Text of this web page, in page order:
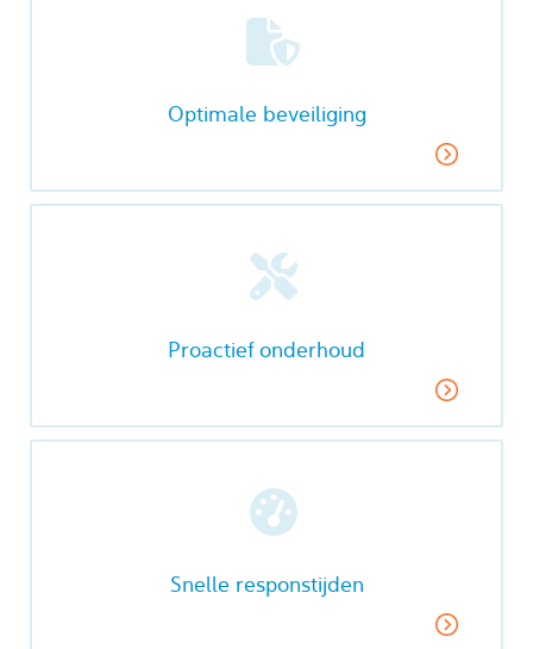
Optimale beveiliging
Proactief onderhoud
Snelle responstijden